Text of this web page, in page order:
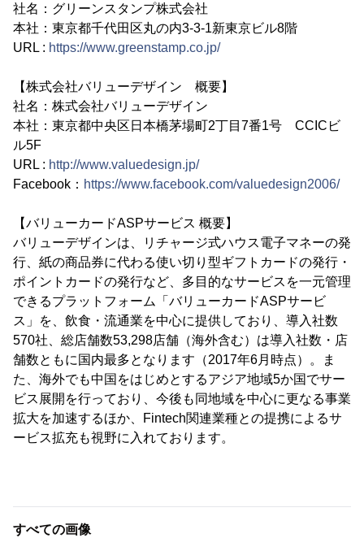
社名：グリーンスタンプ株式会社
本社：東京都千代田区丸の内3-3-1新東京ビル8階
URL : https://www.greenstamp.co.jp/
【株式会社バリューデザイン 概要】
社名：株式会社バリューデザイン
本社：東京都中央区日本橋茅場町2丁目7番1号 CCICビ
ル5F
URL : http://www.valuedesign.jp/
Facebook： https://www.facebook.com/valuedesign2006/
【バリューカードASPサービス 概要】
バリューデザインは、リチャージ式ハウス電子マネーの発
行、紙の商品券に代わる使い切り型ギフトカードの発行・
ポイントカードの発行など、多目的なサービスを一元管理
できるプラットフォーム「バリューカードASPサービ
ス」を、飲食・流通業を中心に提供しており、導入社数
570社、総店舗数53,298店舗（海外含む）は導入社数・店
舗数ともに国内最多となります（2017年6月時点）。ま
た、海外でも中国をはじめとするアジア地域5か国でサー
ビス展開を行っており、今後も同地域を中心に更なる事業
拡大を加速するほか、Fintech関連業種との提携によるサ
ービス拡充も視野に入れております。
すべての画像